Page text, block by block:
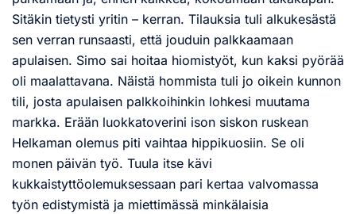
Sitäkin tietysti yritin – kerran. Tilauksia tuli alkukesästä
sen verran runsaasti, että jouduin palkkaamaan
apulaisen. Simo sai hoitaa hiomistyöt, kun kaksi pyörää
oli maalattavana. Näistä hommista tuli jo oikein kunnon
tili, josta apulaisen palkkoihinkin lohkesi muutama
markka. Erään luokkatoverini ison siskon ruskean
Helkaman olemus piti vaihtaa hippikuosiin. Se oli
monen päivän työ. Tuula itse kävi
kukkaistyttöolemuksessaan pari kertaa valvomassa
työn edistymistä ja miettimässä minkälaisia